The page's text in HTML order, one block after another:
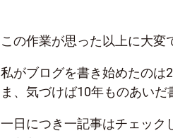
この作業が思った以上に大変
私がブログを書き始めたのは
ま、気づけば10年ものあいだ
一日につき一記事はチェック